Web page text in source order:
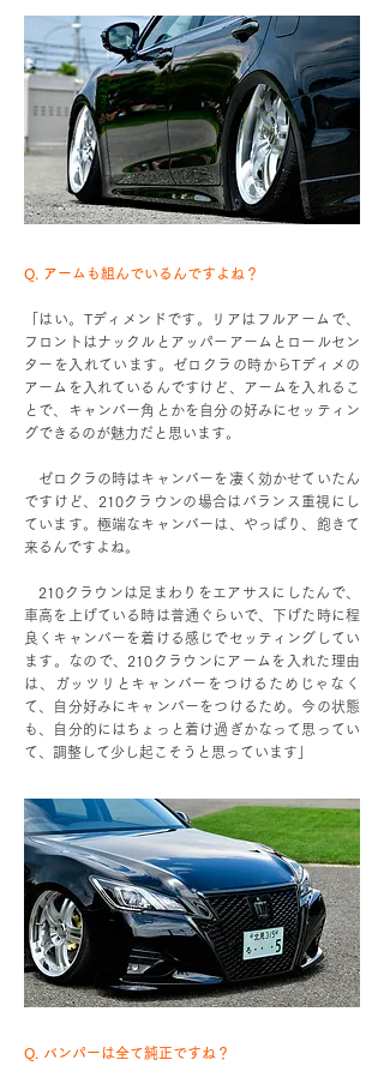
Q. アームも組んでいるんですよね？
「はい。Tディメンドです。リアはフルアームで、
フロントはナックルとアッパーアームとロールセン
ターを入れています。ゼロクラの時からTディメの
アームを入れているんですけど、アームを入れるこ
とで、キャンバー角とかを自分の好みにセッティン
グできるのが魅力だと思います。
ゼロクラの時はキャンバーを凄く効かせていたん
ですけど、210クラウンの場合はバランス重視にし
ています。極端なキャンバーは、やっぱり、飽きて
来るんですよね。
210クラウンは足まわりをエアサスにしたんで、
車高を上げている時は普通ぐらいで、下げた時に程
良くキャンバーを着ける感じでセッティングしてい
ます。なので、210クラウンにアームを入れた理由
は、ガッツリとキャンバーをつけるためじゃなく
て、自分好みにキャンバーをつけるため。今の状態
も、自分的にはちょっと着け過ぎかなって思ってい
て、調整して少し起こそうと思っています」
Q. バンパーは全て純正ですね？